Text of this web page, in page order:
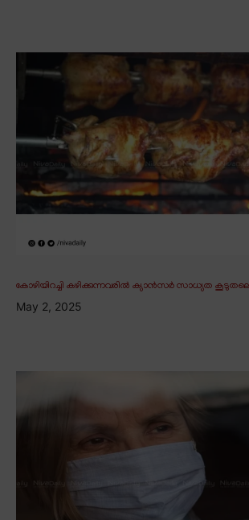
കോഴിയിറച്ചി കഴിക്കുന്നവരിൽ ക്യാൻസർ സാധ്യത
May 2, 2025